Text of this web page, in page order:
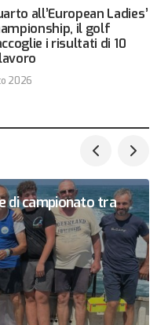
all’European Ladies’
il golf
i risultati di 10
2026
di campionato tra